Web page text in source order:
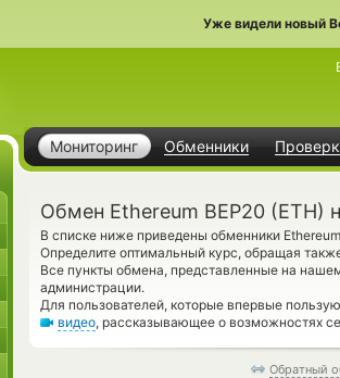
Уже видели новый
Мониторинг Обменники
Обмен Ethereum BEP20 (ETH)
В списке ниже приведены обменники
Определите оптимальный курс, обращая
Все пункты обмена, представленные на
администрации.
Для пользователей, которые впервые
видео, рассказывающее о возможностях
Обратный